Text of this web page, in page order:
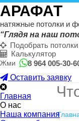
АРАФАТ
натяжные потолки и
“Глядя на наш
Подобрать
Калькулятор
Жми
8 964 005-30-
Оставить заявку
Главная
О нас
Наша компания